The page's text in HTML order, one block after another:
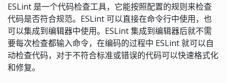
ESLint 是一个代码检查工具，它能按照配置的规则来检查
代码是否符合规范。ESLint 可以直接在命令行中使用，也
可以集成到编辑器中使用。ESLint 集成到编辑器后就不需
要每次检查都输入命令，在编码的过程中 ESLint 就可以自
动检查代码，对于不符合标准或错误的代码可以快速格式化
和修复。